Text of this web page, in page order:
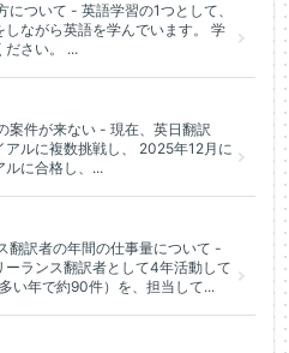
について - 英語学習の1つとして、
ながら英語を学んでいます。 学
ださい。 ...
案件が来ない - 現在、英日翻訳
アルに複数挑戦し、 2025年12月に
ルに合格し、...
翻訳者の年間の仕事量について -
ランス翻訳者として4年活動して
い年で約90件）を、担当して...